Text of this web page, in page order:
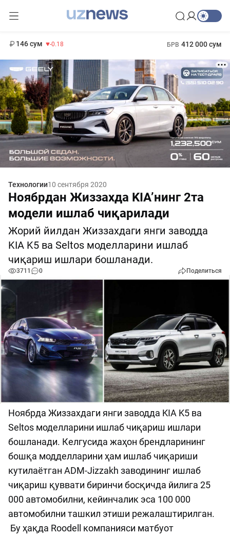
146 сум -0.18 БРВ 412 000 сум
Технологии10 сентября 2020
Ноябрдан Жиззахда KIA’нинг 2та
модели ишлаб чиқарилади
Жорий йилдан Жиззахдаги янги заводда
KIA K5 ва Seltos моделларини ишлаб
чиқариш ишлари бошланади.
3711 0 Поделиться
Ноябрда Жиззахдаги янги заводда KIA K5 ва
Seltos моделларини ишлаб чиқариш ишлари
бошланади. Келгусида жаҳон брендларининг
бошқа модделларини ҳам ишлаб чиқариши
кутилаётган ADM-Jizzakh заводининг ишлаб
чиқариш қуввати биринчи босқичда йилига 25
000 автомобилни, кейинчалик эса 100 000
автомобилни ташкил этиши режалаштирилган.
Бу ҳақда Roodell компанияси матбуот